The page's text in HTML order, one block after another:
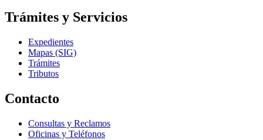
Trámites y Servicios
Expedientes
Mapas (SIG)
Trámites
Tributos
Contacto
Consultas y Reclamos
Oficinas y Teléfonos